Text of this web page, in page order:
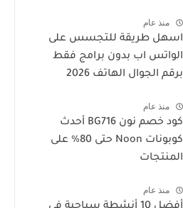
منذ عام
اسهل طريقة للتجسس على
الواتس اب بدون برامج فقط
برقم الجوال الهاتف 2026
منذ عام
كود خصم نون BG716 أحدث
كوبونات Noon حتى 80% على
المنتجات
منذ عام